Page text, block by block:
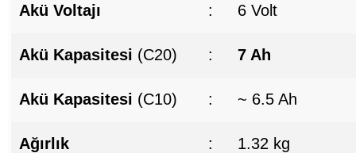
Akü Voltajı : 6 Volt
Akü Kapasitesi (C20) : 7 Ah
Akü Kapasitesi (C10) : ~ 6.5 Ah
Ağırlık : 1.32 kg